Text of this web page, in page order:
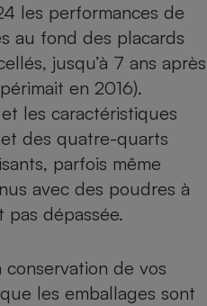
les performances de
au fond des placards
, jusqu’à 7 ans après
en 2016).
les caractéristiques
des quatre-quarts
parfois même
avec des poudres à
pas dépassée.
conservation de vos
les emballages sont